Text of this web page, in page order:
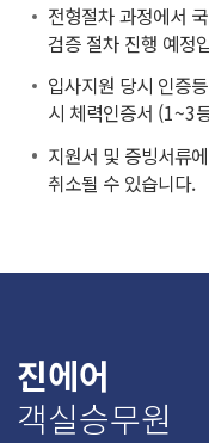
전형절차 과정에서
검증 절차 진행 예정
입사지원 당시 인증
시 체력인증서 (1~3
지원서 및 증빙서류
취소될 수 있습니다.
진에어
객실승무원